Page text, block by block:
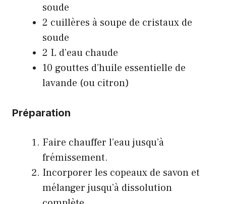
soude
2 cuillères à soupe de cristaux de
soude
2 L d’eau chaude
10 gouttes d’huile essentielle de
lavande (ou citron)
Préparation
Faire chauffer l’eau jusqu’à
frémissement.
Incorporer les copeaux de savon et
mélanger jusqu’à dissolution